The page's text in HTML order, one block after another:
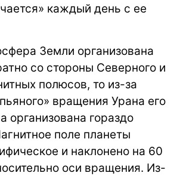
каждый день с ее
Земли организована
со стороны Северного и
полюсов, то из-за
вращения Урана его
организована гораздо
поле планеты
и наклонено на 60
оси вращения. Из-